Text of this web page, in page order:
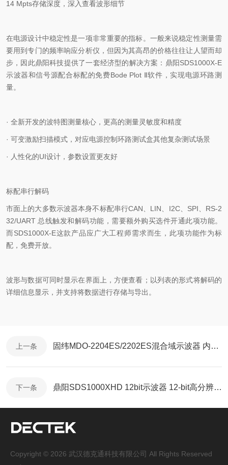
14 Mpts存储深度，深入查看波形细节
在电源设计中稳定性是一项非常重要的指标。一般来说稳定性测量需
要用到专门的频率响应分析仪，但因为其高昂的价格往往让人望而却
步，因此鼎阳科技提供了一套经济型的解决方案：鼎阳SDS1000X-E
示波器和信号源配合标配的免费Bode Plot Ⅱ软件，实现电源环路测
量。
· 全新开发的波特图测量核心，更高的测量灵敏度和精度
· 可变激励扫描模式，对应电源控制环路测试盒其他复杂测试场景
· 人性化的UI设计，参数设置更友好
标配串行解码
市面上的大多数示波器本身不标配串行CAN LIN I2C、 SPI
RS-2
32/UART 总线触发和解码功能，需要额外购买选件开通此项功能。
而SDS1000X-E这款产品应广大工程师需求而生，此项功能作为标
配，免费开放。
波形与数据可同时显示在界面上，方便查看；以列表的形式将解码的
详细信息显示，并支持将数据进行存储与导出。
上一条 固纬MDO-2204ES/2202ES混合域示波器 内置频谱分析仪和双通道波形发生器
下一条 鼎阳SDS1000XHD 12bit示波器 12-bit高分辨率采样
Copyright © 2026 武汉德克通科技有限公司 All Rights Reserved